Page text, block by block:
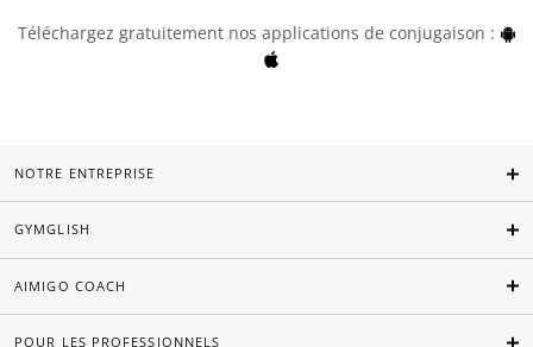
Téléchargez gratuitement nos applications de conjugaison :
NOTRE ENTREPRISE
GYMGLISH
AIMIGO COACH
POUR LES PROFESSIONNELS